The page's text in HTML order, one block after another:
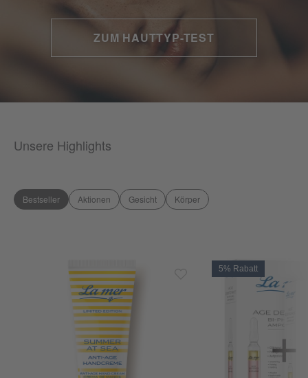
ZUM HAUTTYP-TEST
Unsere Highlights
Bestseller Aktionen Gesicht Körper
5% Rabatt